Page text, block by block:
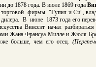
до 1878 года. В июле 1869 года
торговой фирмы "Гупил и Си",
В июне 1873 года его
Винсент начал
Жана-Франсуа Милле и Жюля
больше, чем его отец.